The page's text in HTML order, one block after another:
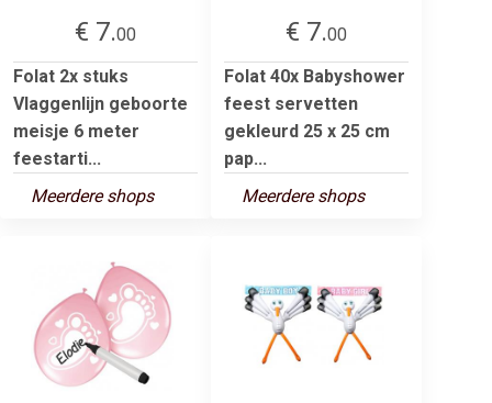
€ 7.00
Folat 2x stuks
Vlaggenlijn geboorte
meisje 6 meter
feestarti...
Meerdere shops
€ 7.00
Folat 40x Babyshower
feest servetten
gekleurd 25 x 25 cm
pap...
Meerdere shops